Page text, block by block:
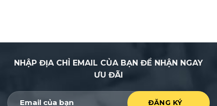
NHẬP ĐỊA CHỈ EMAIL CỦA BẠN ĐỂ NHẬN NGAY
ƯU ĐÃI